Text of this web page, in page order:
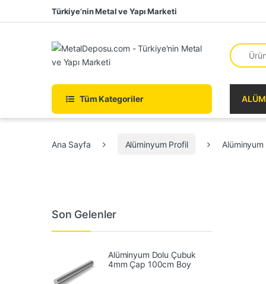
Skip to navigation
Skip to contentTürkiye’nin Metal ve Yapı Marketi
Search
Tüm Kategoriler
Ana Sayfa Alüminyum Profil
Son Gelenler
Alüminyum Dolu Çubuk
4mm Çap 100cm Boy